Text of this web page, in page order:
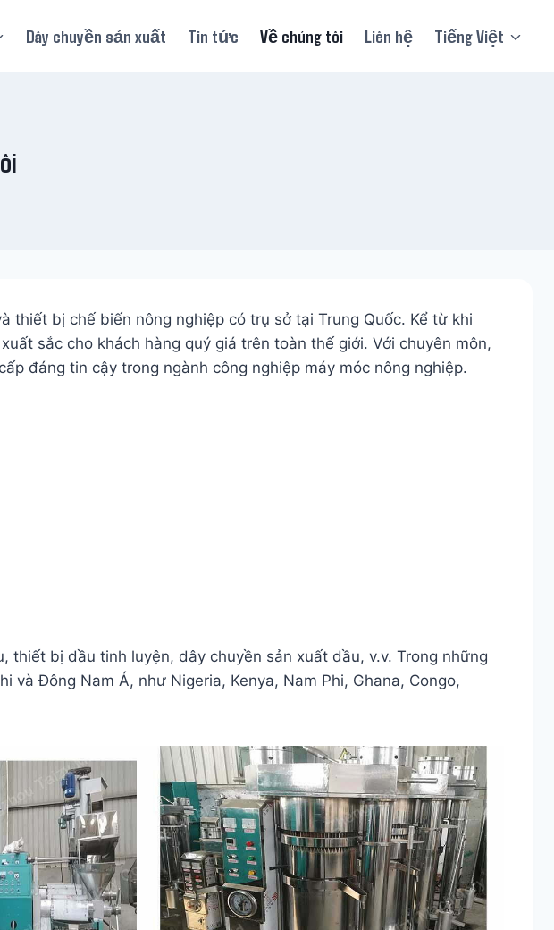
Dây chuyền sản xuất Tin tức Về chúng tôi Liên hệ Tiếng Việt
thiết bị chế biến nông nghiệp có trụ sở tại Trung Quốc. Kể từ khi
sắc cho khách hàng quý giá trên toàn thế giới. Với chuyên môn,
đáng tin cậy trong ngành công nghiệp máy móc nông nghiệp.
bị dầu tinh luyện, dây chuyền sản xuất dầu, v.v. Trong những
Đông Nam Á, như Nigeria, Kenya, Nam Phi, Ghana, Congo,